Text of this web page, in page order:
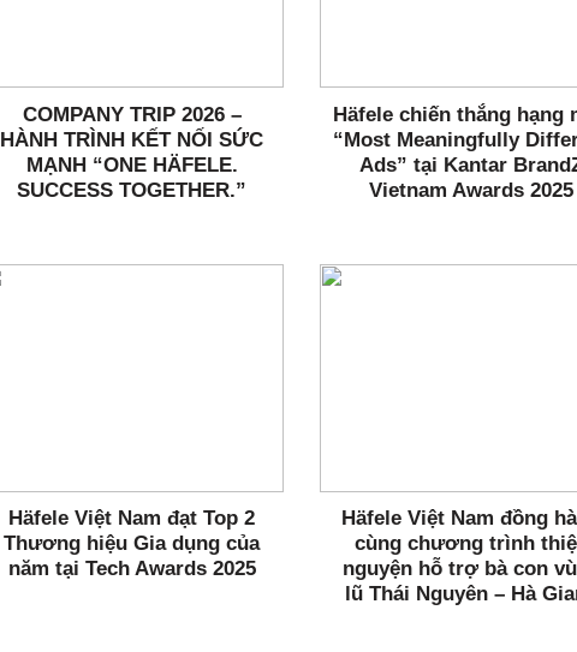
COMPANY TRIP 2026 –
HÀNH TRÌNH KẾT NỐI SỨC
MẠNH “ONE HÄFELE.
SUCCESS TOGETHER.”
Häfele chiến thắng hạng
“Most Meaningfully
Ads” tại Kantar
Vietnam Awards 2025
Häfele Việt Nam đạt Top 2
Thương hiệu Gia dụng của
năm tại Tech Awards 2025
Häfele Việt Nam đồng
cùng chương trình
nguyện hỗ trợ bà con
lũ Thái Nguyên – Hà